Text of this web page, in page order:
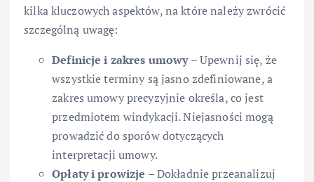
kilka kluczowych aspektów, na które należy zwrócić
szczególną uwagę:
Definicje i zakres umowy– Upewnij się, że
wszystkie terminy są jasno zdefiniowane, a
zakres umowy precyzyjnie określa, co jest
przedmiotem windykacji. Niejasności mogą
prowadzić do sporów dotyczących
interpretacji umowy.
Opłaty i prowizje – Dokładnie przeanalizuj